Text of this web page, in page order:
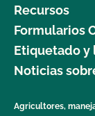
Recursos
Formularios
Etiquetado y
Noticias
Agricultores,